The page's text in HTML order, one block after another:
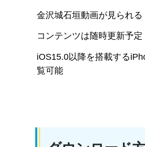
金沢城石垣動画が見られる
コンテンツは随時更新予定
iOS15.0以降を搭載する
覧可能